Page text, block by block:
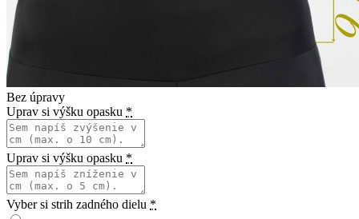
Bez úpravy
Uprav si výšku opasku *
Uprav si výšku opasku *
Vyber si strih zadného dielu *